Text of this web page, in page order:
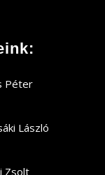
Péter
László
Zsolt